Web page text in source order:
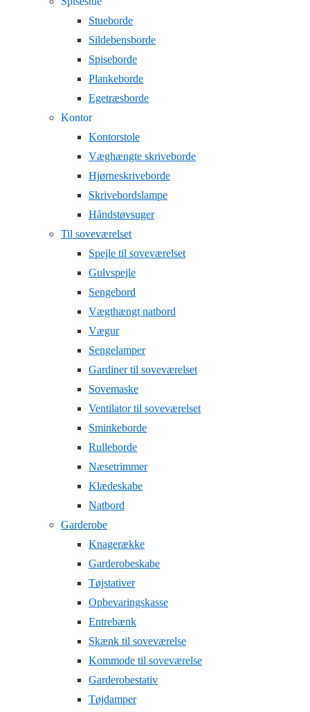
Stueborde
Sildebensborde
Spiseborde
Plankeborde
Egetræsborde
Kontor
Kontorstole
Væghængte skriveborde
Hjørneskriveborde
Skrivebordslampe
Håndstøvsuger
Til soveværelset
Spejle til soveværelset
Gulvspejle
Sengebord
Vægthængt natbord
Vægur
Sengelamper
Gardiner til soveværelset
Sovemaske
Ventilator til soveværelset
Sminkeborde
Rulleborde
Næsetrimmer
Klædeskabe
Natbord
Garderobe
Knagerække
Garderobeskabe
Tøjstativer
Opbevaringskasse
Entrebænk
Skænk til soveværelse
Kommode til soveværelse
Garderobestativ
Tøjdamper